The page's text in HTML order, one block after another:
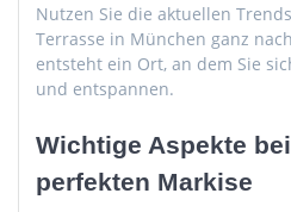
Nutzen Sie die aktuellen
Terrasse in München ganz
entsteht ein Ort, an dem Sie
und entspannen.
Wichtige Aspekte
perfekten Markise